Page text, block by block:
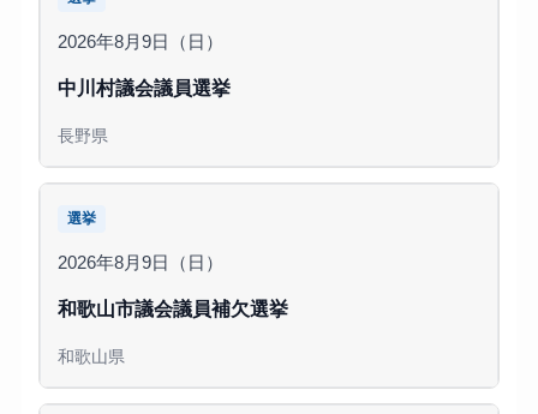
2026年8月9日（日）
中川村議会議員選挙
長野県
選挙
2026年8月9日（日）
和歌山市議会議員補欠選挙
和歌山県